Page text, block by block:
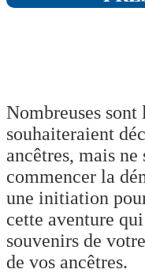
Nombreuses sont
souhaiteraient
ancêtres, mais
commencer la
une initiation
cette aventure
souvenirs de
de vos ancêtres.